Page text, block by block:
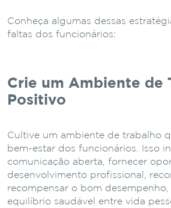
Conheça algumas dessas
faltas dos funcionários:
Crie um Ambiente de
Positivo
Cultive um ambiente de trabalho
bem-estar dos funcionários. Isso
comunicação aberta, fornecer
desenvolvimento profissional,
recompensar o bom
equilíbrio saudável entre vida